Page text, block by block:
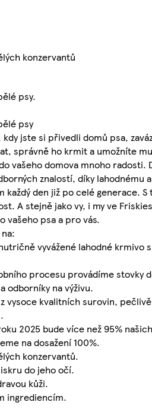
konzervantů
psy.
psy
jste si přivedli domů psa,
správně ho krmit a umožníte
vašeho domova mnoho radosti.
znalostí, díky lahodnému
každý den již po celé generace.
A stejně jako vy, i my ve
vašeho psa a pro vás.
vyvážené lahodné krmivo
procesu provádíme stovky
odborníky na výživu.
vysoce kvalitních surovin,
2025 bude více než 95%
na dosažení 100%.
konzervantů.
do jeho očí.
kůži.
ingrediencím.